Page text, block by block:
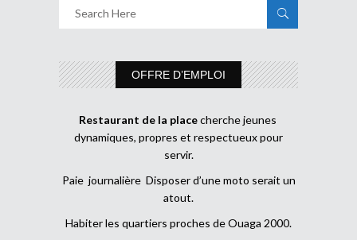
OFFRE D’EMPLOI
Restaurant de la placecherche jeunes
dynamiques, propres et respectueux pour
servir.
Paie journalière Disposer d’une moto serait un
atout.
Habiter les quartiers proches de Ouaga 2000.